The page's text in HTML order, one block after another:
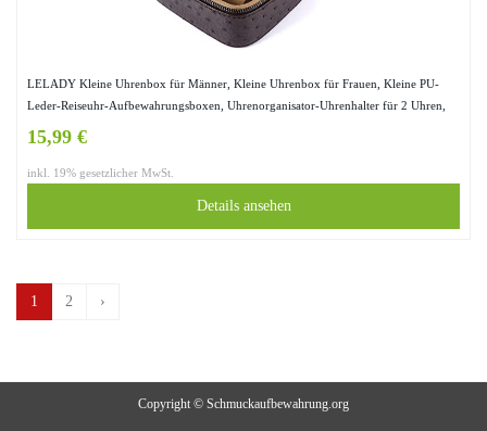
LELADY Kleine Uhrenbox für Männer, Kleine Uhrenbox für Frauen, Kleine PU-
Leder-Reiseuhr-Aufbewahrungsboxen, Uhrenorganisator-Uhrenhalter für 2 Uhren,
15,99 €
inkl. 19% gesetzlicher MwSt.
Details ansehen
1 2 ›
Copyright © Schmuckaufbewahrung.org